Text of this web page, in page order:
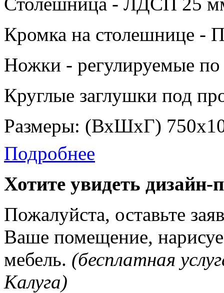
Кромка на столешнице
Ножки - регулируемые
Круглые заглушки под
Размеры: (ВхШхГ)
Подробнее
Хотите увидеть дизайн-
Пожалуйста, оставьте
Ваше помещение,
мебель. (бесплатная
Калуга)